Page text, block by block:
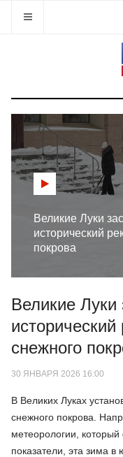
Великие Луки
исторический
покрова
Великие Луки
снежного
30 ЯНВАРЯ 2026 16:00
В Великих Луках
снежного покрова.
метеорологии,
показатели, эта зима